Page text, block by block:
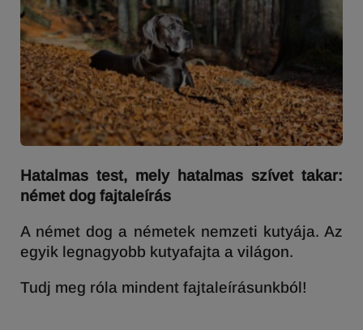
Hatalmas test, mely hatalmas szívet takar:
német dog fajtaleírás
A német dog a németek nemzeti kutyája. Az
egyik legnagyobb kutyafajta a világon.
Tudj meg róla mindent fajtaleírásunkból!